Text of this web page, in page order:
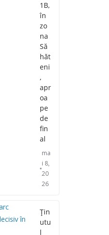
1B,
în
zo
na
Să
hăt
eni
,
apr
oa
pe
de
fin
al
ma
i 8,
20
26
Țin
utu
l